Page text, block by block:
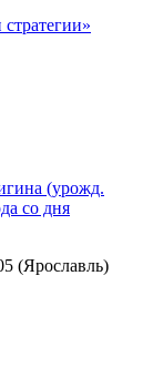
(урожд.
со дня
(Ярославль)